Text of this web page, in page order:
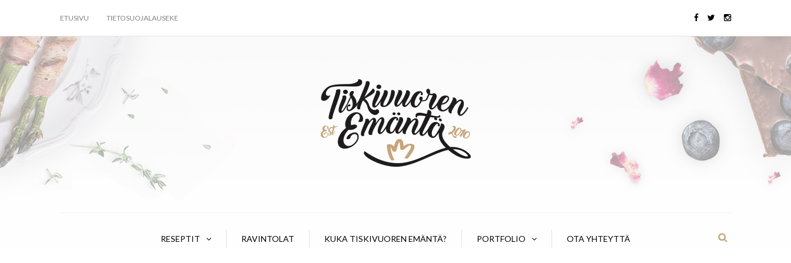
ETUSIVU TIETOSUOJALAUSEKE
RESEPTIT RAVINTOLAT KUKA TISKIVUOREN EMÄNTÄ? PORTFOLIO OTA YHTEYTTÄ